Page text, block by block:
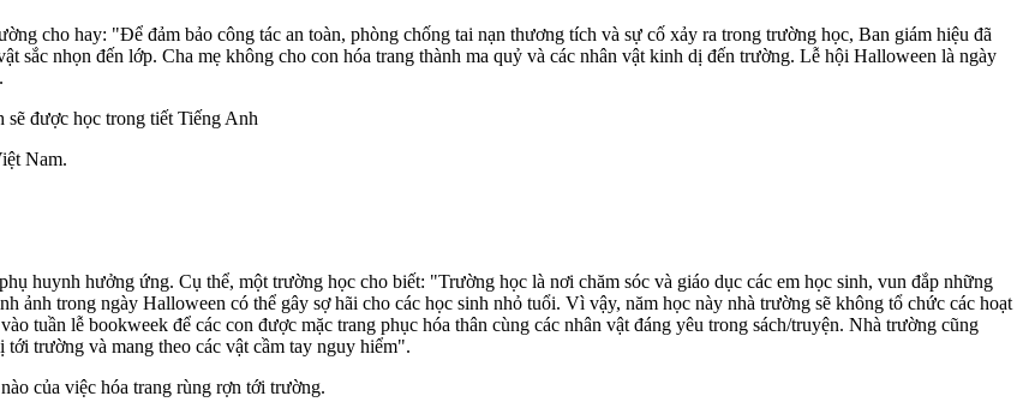
cho hay: "Để đảm bảo công tác an toàn, phòng chống tai nạn thương tích và sự cố xảy ra trong trường học, Ban giám hiệu đã
sắc nhọn đến lớp. Cha mẹ không cho con hóa trang thành ma quỷ và các nhân vật kinh dị đến trường. Lễ hội Halloween là ngày
được học trong tiết Tiếng Anh
Nam.
huynh hưởng ứng. Cụ thể, một trường học cho biết: "Trường học là nơi chăm sóc và giáo dục các em học sinh, vun đắp những
ảnh trong ngày Halloween có thể gây sợ hãi cho các học sinh nhỏ tuổi. Vì vậy, năm học này nhà trường sẽ không tổ chức các hoạt
tuần lễ bookweek để các con được mặc trang phục hóa thân cùng các nhân vật đáng yêu trong sách/truyện. Nhà trường cũng
trường và mang theo các vật cầm tay nguy hiểm".
của việc hóa trang rùng rợn tới trường.